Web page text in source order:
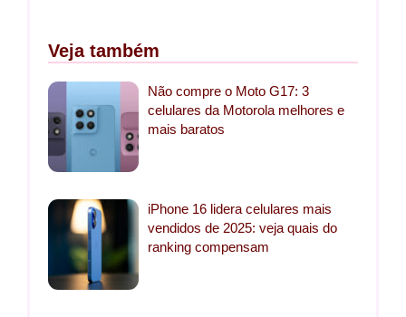
Veja também
Não compre o Moto G17: 3
celulares da Motorola melhores e
mais baratos
iPhone 16 lidera celulares mais
vendidos de 2025: veja quais do
ranking compensam